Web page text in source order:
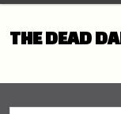
THE DEAD